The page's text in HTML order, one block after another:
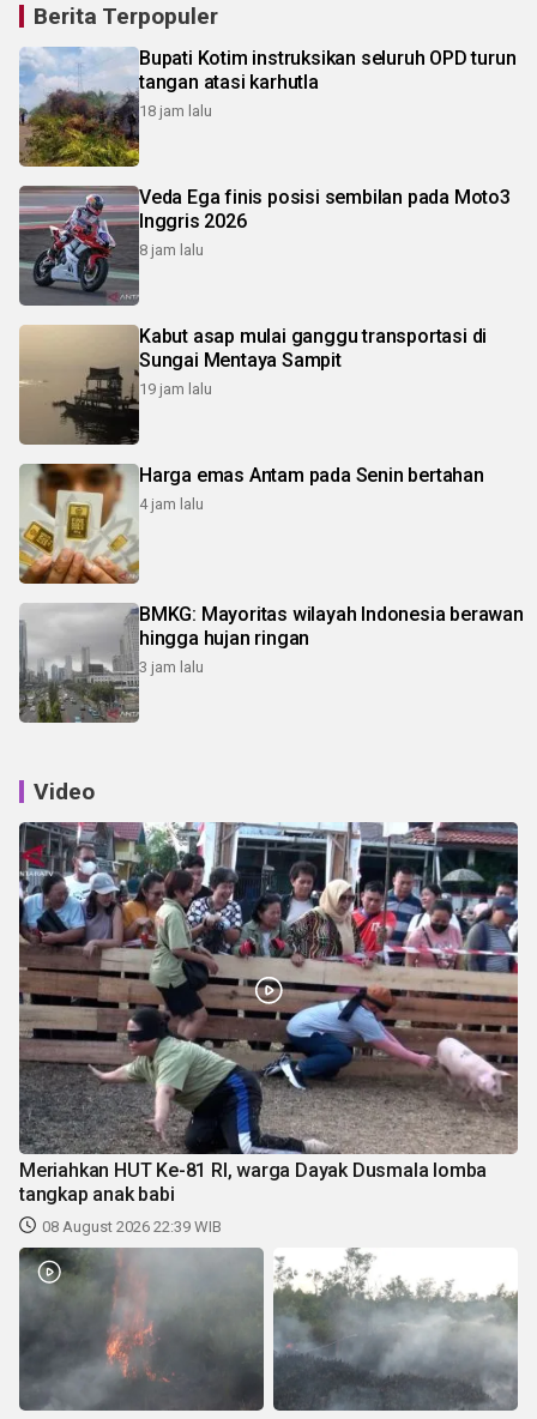
Berita Terpopuler
Bupati Kotim instruksikan seluruh OPD turun
tangan atasi karhutla
18 jam lalu
Veda Ega finis posisi sembilan pada Moto3
Inggris 2026
8 jam lalu
Kabut asap mulai ganggu transportasi di
Sungai Mentaya Sampit
19 jam lalu
Harga emas Antam pada Senin bertahan
4 jam lalu
BMKG: Mayoritas wilayah Indonesia berawan
hingga hujan ringan
3 jam lalu
Video
Meriahkan HUT Ke-81 RI, warga Dayak Dusmala lomba
tangkap anak babi
08 August 2026 22:39 WIB